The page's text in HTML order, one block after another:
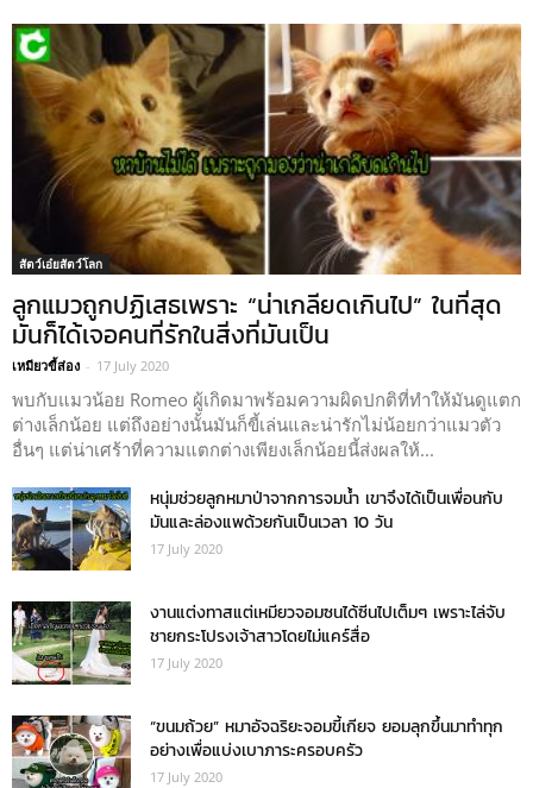
สัตว์เอ๋ยสัตว์โลก
ลูกแมวถูกปฏิเสธเพราะ “น่าเกลียดเกินไป” ในที่สุด
มันก็ได้เจอคนที่รักในสิ่งที่มันเป็น
เหมียวขี้ส่อง - 17 July 2020
พบกับแมวน้อย Romeo ผู้เกิดมาพร้อมความผิดปกติที่ทำให้มันดูแตก
ต่างเล็กน้อย แต่ถึงอย่างนั้นมันก็ขี้เล่นและน่ารักไม่น้อยกว่าแมวตัว
อื่นๆ แต่น่าเศร้าที่ความแตกต่างเพียงเล็กน้อยนี้ส่งผลให้...
หนุ่มช่วยลูกหมาป่าจากการจมน้ำ เขาจึงได้เป็นเพื่อนกับ
มันและล่องแพด้วยกันเป็นเวลา 10 วัน
17 July 2020
งานแต่งทาสแต่เหมียวจอมซนได้ซีนไปเต็มๆ เพราะไล่จับ
ชายกระโปรงเจ้าสาวโดยไม่แคร์สื่อ
17 July 2020
“ขนมถ้วย” หมาอัจฉริยะจอมขี้เกียจ ยอมลุกขึ้นมาทำทุก
อย่างเพื่อแบ่งเบาภาระครอบครัว
17 July 2020